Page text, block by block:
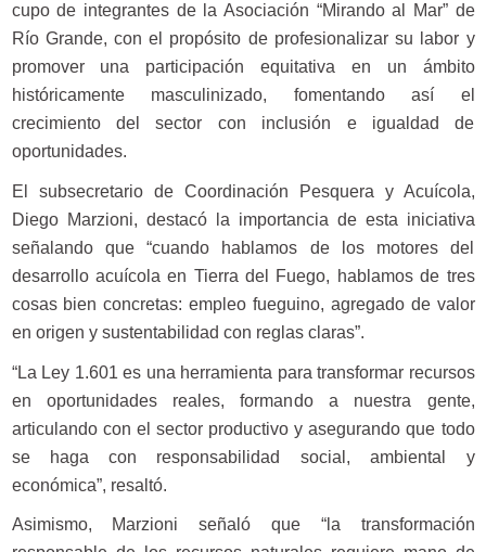
cupo de integrantes de la Asociación “Mirando al Mar” de
Río Grande, con el propósito de profesionalizar su labor y
promover una participación equitativa en un ámbito
históricamente masculinizado, fomentando así el
crecimiento del sector con inclusión e igualdad de
oportunidades.
El subsecretario de Coordinación Pesquera y Acuícola,
Diego Marzioni, destacó la importancia de esta iniciativa
señalando que “cuando hablamos de los motores del
desarrollo acuícola en Tierra del Fuego, hablamos de tres
cosas bien concretas: empleo fueguino, agregado de valor
en origen y sustentabilidad con reglas claras”.
“La Ley 1.601 es una herramienta para transformar recursos
en oportunidades reales, formando a nuestra gente,
articulando con el sector productivo y asegurando que todo
se haga con responsabilidad social, ambiental y
económica”, resaltó.
Asimismo, Marzioni señaló que “la transformación